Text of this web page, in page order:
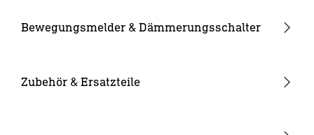
Kameraleuchten
Solarleuchten
Ersatzgläser
Leuchtmittel
Bewegungsmelder & Dämmerungsschalter
Bewegungsmelder innen
Zubehör & Ersatzteile